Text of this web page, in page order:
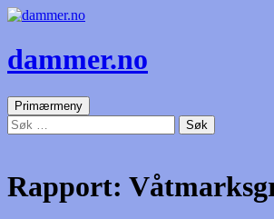
dammer.no
SøkPrimærmeny Gå
til
innhold
Søk
etter:
Rapport: